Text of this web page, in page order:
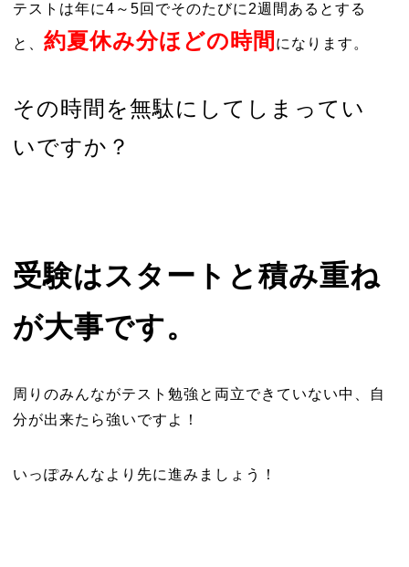
テストは年に4～5回でそのたびに2週間あるとする
と、 約夏休み分ほどの時間 になります。
その時間を無駄にしてしまってい
いですか？
受験はスタートと積み重ね
が大事です。
周りのみんながテスト勉強と両立できていない中、自
分が出来たら強いですよ！
いっぽみんなより先に進みましょう！